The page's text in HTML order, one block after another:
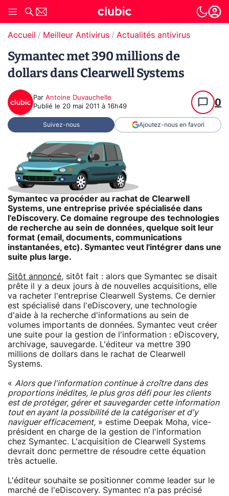
Accueil Meilleur Antivirus Actualités antivirus
Symantec met 390 millions de
dollars dans Clearwell Systems
Par Antoine Duvauchelle
Publié le 20 mai 2011 à 16h49 0
Suivez-nous Ajoutez-nous en favori
Symantec va procéder au rachat de Clearwell
Systems, une entreprise privée spécialisée dans
l'eDiscovery. Ce domaine regroupe des technologies
de recherche au sein de données, quelque soit leur
format (email, documents, communications
instantanées, etc). Symantec veut l'intégrer dans une
suite plus large.
Sitôt annoncé, sitôt fait : alors que Symantec se disait
prête il y a deux jours à de nouvelles acquisitions, elle
va racheter l'entreprise Clearwell Systems. Ce dernier
est spécialisé dans l'eDiscovery, une technologie
d'aide à la recherche d'informations au sein de
volumes importants de données. Symantec veut créer
une suite pour la gestion de l'information : eDiscovery,
archivage, sauvegarde. L'éditeur va mettre 390
millions de dollars dans le rachat de Clearwell
Systems.
« Alors que l'information continue à croître dans des
proportions inédites, le plus gros défi pour les clients
est de protéger, gérer et sauvegarder cette information
tout en ayant la possibilité de la catégoriser et d'y
naviguer efficacement, » estime Deepak Moha, vice-
président en charge de la gestion de l'information
chez Symantec. L'acquisition de Clearwell Systems
devrait donc permettre de résoudre cette équation
très actuelle.
L'éditeur souhaite se positionner comme leader sur le
marché de l'eDiscovery. Symantec n'a pas précisé